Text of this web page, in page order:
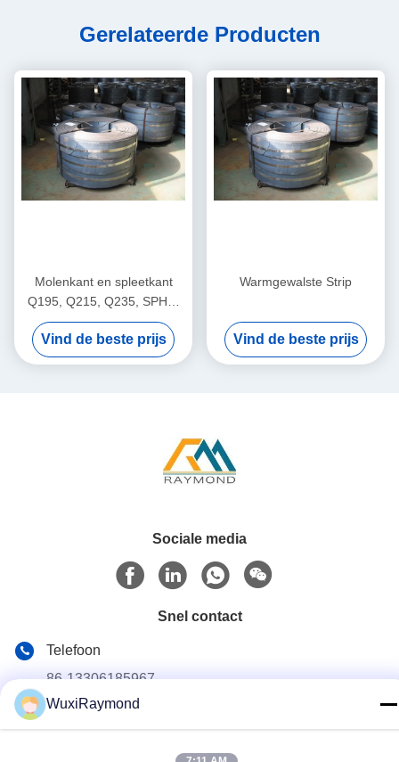
Gerelateerde Producten
Molenkant en spleetkant
Q195, Q215, Q235, SPHC,
08 AL, 08 YU Warmgewalste
staalstroken / -stroken
Vind de beste prijs
Warmgewalste Strip
Vind de beste prijs
Sociale media
Snel contact
Telefoon
86-13306185967
WuxiRaymond